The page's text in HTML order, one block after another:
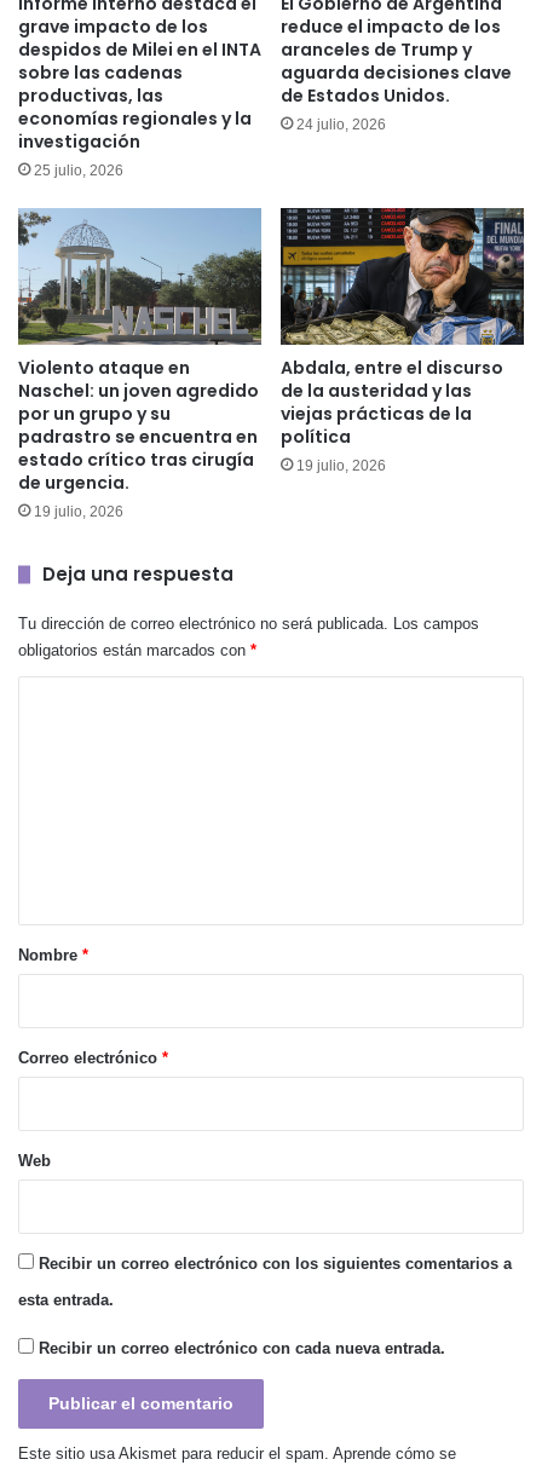
grave impacto de los
despidos de Milei en el INTA
sobre las cadenas
productivas, las
economías regionales y la
investigación
25 julio, 2026
reduce el impacto de los
aranceles de Trump y
aguarda decisiones clave
de Estados Unidos.
24 julio, 2026
Violento ataque en
Naschel: un joven agredido
por un grupo y su
padrastro se encuentra en
estado crítico tras cirugía
de urgencia.
19 julio, 2026
Abdala, entre el discurso
de la austeridad y las
viejas prácticas de la
política
19 julio, 2026
Deja una respuesta
Tu dirección de correo electrónico no será publicada. Los campos
obligatorios están marcados con *
r
*
Nombre *
Correo electrónico *
Web
Recibir un correo electrónico con los siguientes comentarios a
esta entrada.
Recibir un correo electrónico con cada nueva entrada.
Este sitio usa Akismet para reducir el spam. Aprende cómo se